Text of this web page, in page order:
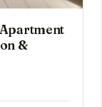
&